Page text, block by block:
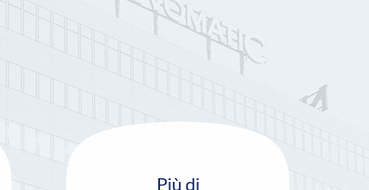
Più di